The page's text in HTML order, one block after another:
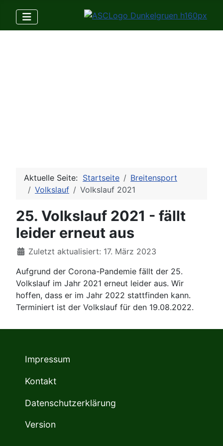
Aktuelle Seite: Startseite
Breitensport
Volkslauf
Volkslauf 2021
25. Volkslauf 2021 - fällt
leider erneut aus
DetailsZuletzt aktualisiert: 17. März 2023
Aufgrund der Corona-Pandemie fällt der 25.
Volkslauf im Jahr 2021 erneut leider aus. Wir
hoffen, dass er im Jahr 2022 stattfinden kann.
Terminiert ist der Volkslauf für den 19.08.2022.
Impressum
Kontakt
Datenschutzerklärung
Version